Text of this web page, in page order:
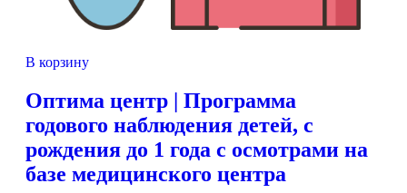
В корзину
Оптима центр | Программа
годового наблюдения детей, с
рождения до 1 года с осмотрами на
базе медицинского центра